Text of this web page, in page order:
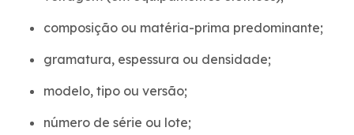
composição ou matéria-prima predominante;
gramatura, espessura ou densidade;
modelo, tipo ou versão;
número de série ou lote;